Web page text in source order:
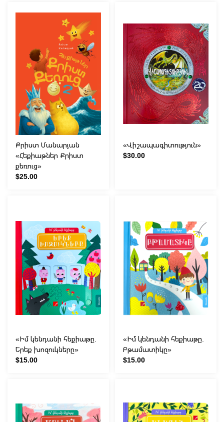
Քրիստ Մանարյան
«Հեքիաթներ Քրիստ
քեռուց»
$25.00
«Վիշապագիտություն»
$30.00
«Իմ կենդանի հեքիաթը.
Երեք խոզուկները»
$15.00
«Իմ կենդանի հեքիաթը.
Բթամատիկը»
$15.00